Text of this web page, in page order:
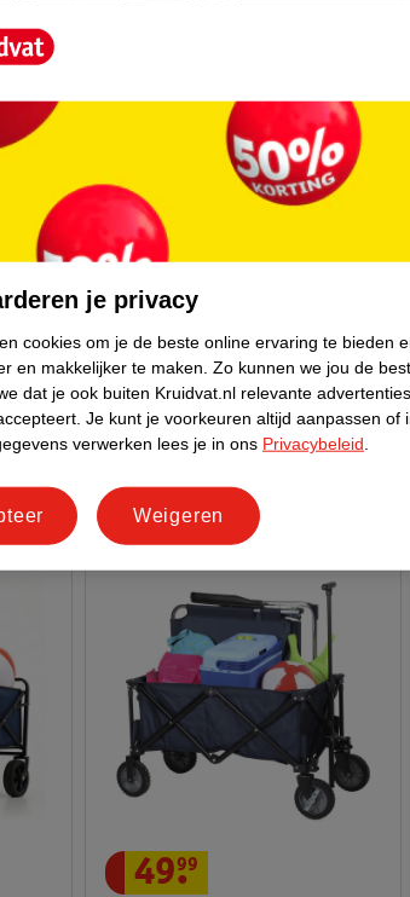
Cabino Waggie Met Regenhoes
Taupe
Verkoop via partner
229
49.
99
je privacy
cookies om je de beste online ervaring te bieden
en makkelijker te maken. Zo kunnen we jou de
dat je ook buiten Kruidvat.nl relevante
Je kunt je voorkeuren altijd aanpassen of
verwerken lees je in ons Privacybeleid
Weigeren